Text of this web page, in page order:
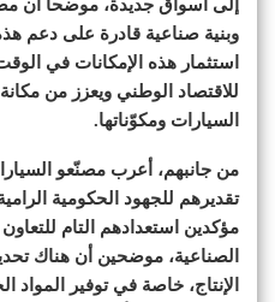
إلى أسواق جديدة، موضحا أن
وبنية صناعية قادرة على دعم
استثمار هذه الإمكانات في
للاقتصاد الوطني ويعزز من
السيارات ومكوّناتها.
من جانبهم، أعرب مصنّعو
تقديرهم للجهود الحكومية
مؤكدين استعدادهم التام
الصناعية، موضحين أن هناك
الإنتاج، خاصة في توفير المواد